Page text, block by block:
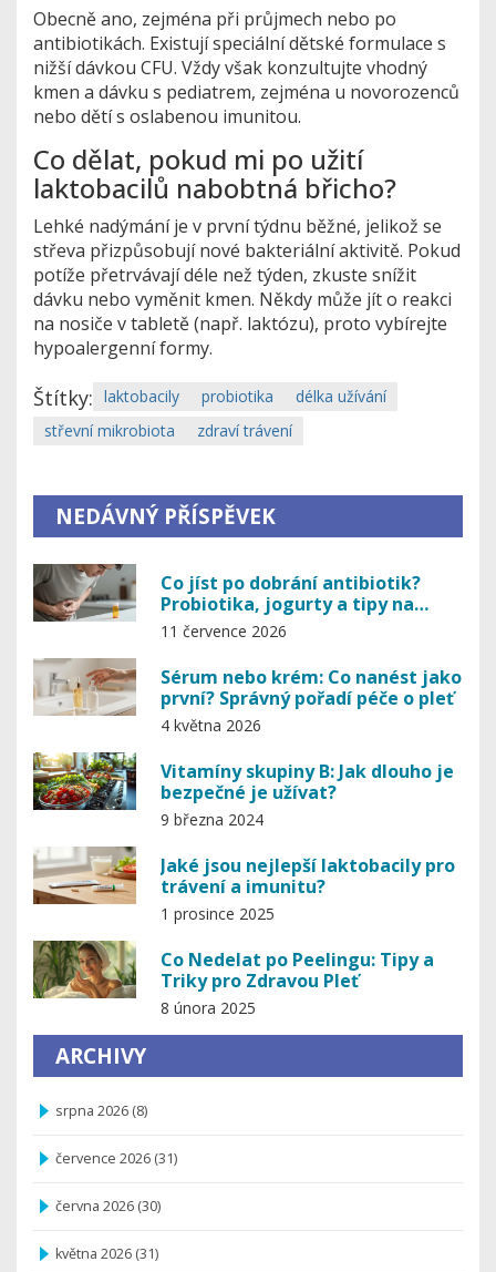
Obecně ano, zejména při průjmech nebo po
antibiotikách. Existují speciální dětské formulace s
nižší dávkou CFU. Vždy však konzultujte vhodný
kmen a dávku s pediatrem, zejména u novorozenců
nebo dětí s oslabenou imunitou.
Co dělat, pokud mi po užití
laktobacilů nabobtná břicho?
Lehké nadýmání je v první týdnu běžné, jelikož se
střeva přizpůsobují nové bakteriální aktivitě. Pokud
potíže přetrvávají déle než týden, zkuste snížit
dávku nebo vyměnit kmen. Někdy může jít o reakci
na nosiče v tabletě (např. laktózu), proto vybírejte
hypoalergenní formy.
Štítky: laktobacily probiotika
délka užívání
střevní mikrobiota
zdraví trávení
NEDÁVNÝ PŘÍSPĚVEK
Co jíst po dobrání antibiotik?
Probiotika, jogurty a tipy na
regeneraci střev
11 července 2026
Sérum nebo krém: Co nanést jako
první? Správný pořadí péče o pleť
4 května 2026
Vitamíny skupiny B: Jak dlouho je
bezpečné je užívat?
9 března 2024
Jaké jsou nejlepší laktobacily pro
trávení a imunitu?
1 prosince 2025
Co Nedelat po Peelingu: Tipy a
Triky pro Zdravou Pleť
8 února 2025
ARCHIVY
srpna 2026 (8)
července 2026 (31)
června 2026 (30)
května 2026 (31)